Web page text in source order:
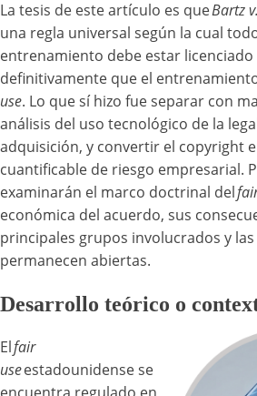
La tesis de este artículo es queBartz
una regla universal según la cual
entrenamiento debe estar
definitivamente que el
use. Lo que sí hizo fue separar con
análisis del uso tecnológico de la
adquisición, y convertir el copyright
cuantificable de riesgo empresarial.
examinarán el marco doctrinal del
económica del acuerdo, sus
principales grupos involucrados y
permanecen abiertas.
Desarrollo teórico o
Elfair
useestadounidense se